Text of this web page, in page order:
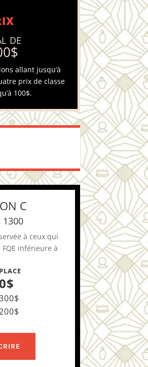
de
allant jusqu’à
prix de classe
100$.
C
1300
à ceux qui
inférieure à